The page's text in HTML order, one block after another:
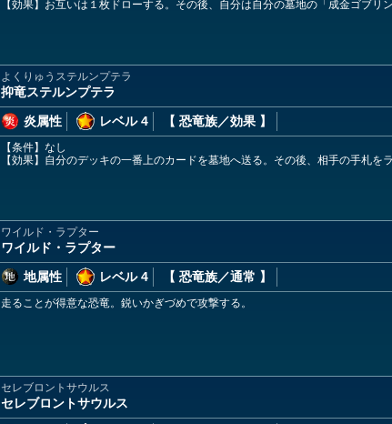
【効果】お互いは１枚ドローする。その後、自分は自分の墓地の「成金ゴブリ
よくりゅうステルンプテラ
抑竜ステルンプテラ
炎属性
レベル 4 【 恐竜族／効果 】
【条件】なし
【効果】自分のデッキの一番上のカードを墓地へ送る。その後、相手の手札を
ワイルド・ラプター
ワイルド・ラプター
地属性
レベル 4 【 恐竜族／通常 】
走ることが得意な恐竜。鋭いかぎづめで攻撃する。
セレブロントサウルス
セレブロントサウルス